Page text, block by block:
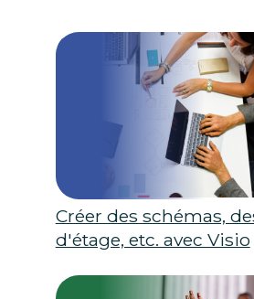
Créer des schémas,
d'étage, etc. avec Visio